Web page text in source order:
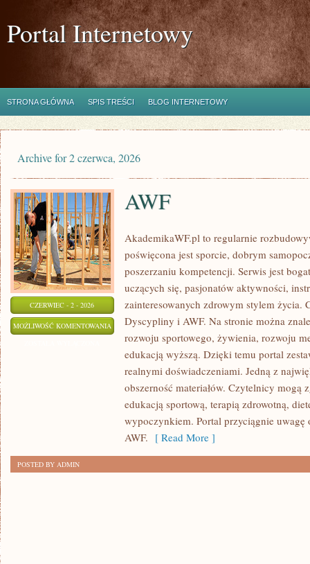
Portal Internetowy
STRONA GŁÓWNA SPIS TREŚCI BLOG INTERNETOWY
Archive for 2 czerwca, 2026
CZERWIEC - 2 - 2026
MOŻLIWOŚĆ KOMENTOWANIA AWF
AWF
AkademikaWF.pl to regularnie
poświęcona jest sporcie, dobrym
poszerzaniu kompetencji. Serwis jest
uczących się, pasjonatów aktywności,
zainteresowanych zdrowym stylem życia.
Dyscypliny i AWF. Na stronie można
rozwoju sportowego, żywienia, rozwoju
edukacją wyższą. Dzięki temu portal
realnymi doświadczeniami. Jedną z
obszerność materiałów. Czytelnicy mogą
edukacją sportową, terapią zdrowotną,
wypoczynkiem. Portal przyciągnie uwagę
AWF. [ Read More ]
POSTED BY ADMIN